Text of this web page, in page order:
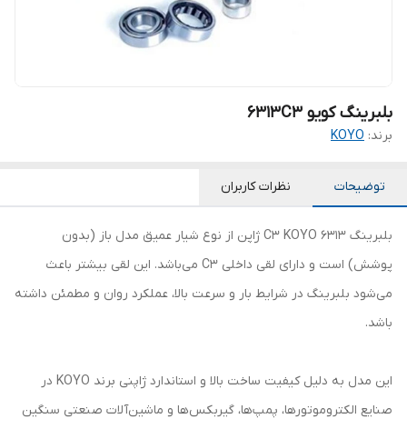
بلبرینگ کویو 6313C3
برند: KOYO
توضیحات نظرات کاربران
بلبرینگ 6313 C3 KOYO ژاپن از نوع شیار عمیق مدل باز (بدون
پوشش) است و دارای لقی داخلی C3 می‌باشد. این لقی بیشتر باعث
می‌شود بلبرینگ در شرایط بار و سرعت بالا، عملکرد روان و مطمئن داشته
باشد.
این مدل به دلیل کیفیت ساخت بالا و استاندارد ژاپنی برند KOYO در
صنایع الکتروموتورها، پمپ‌ها، گیربکس‌ها و ماشین‌آلات صنعتی سنگین